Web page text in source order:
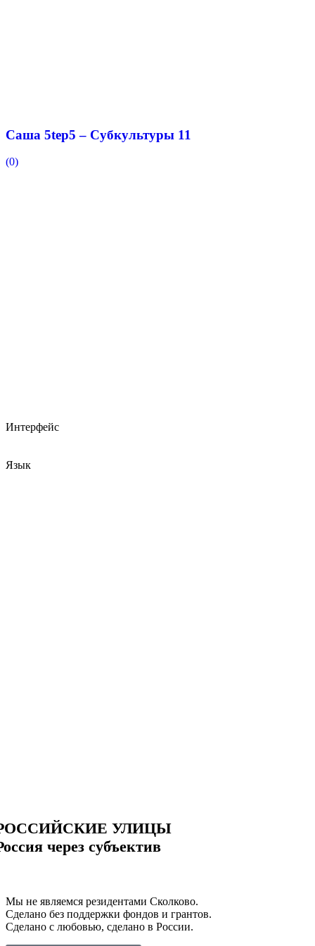
Саша 5tep5 – Субкультуры 11
(0)
Интерфейс
Язык
УЛИЦЫ
через субъектив
Мы не являемся резидентами Сколково.
Сделано без поддержки фондов и грантов.
Сделано с любовью, сделано в России.